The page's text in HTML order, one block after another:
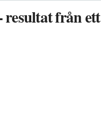
från ett